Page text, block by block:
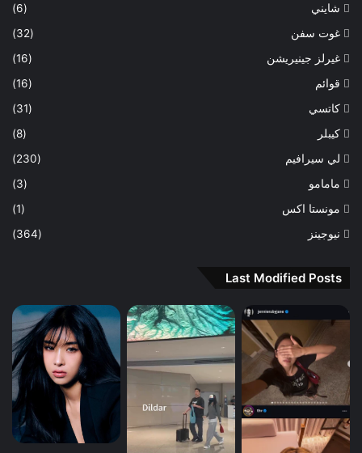
شايني
(6)
غوت سفن
(32)
غيرلز جينيريشن
(16)
قوائم
(16)
كاتسي
(31)
كيبلر
(8)
لي سيرافيم
(230)
مامامو
(3)
مونستا اكس
(1)
نيوجينز
(364)
Last Modified Posts